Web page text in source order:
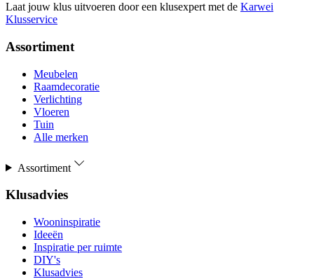
Laat jouw klus uitvoeren door een klusexpert met de Karwei
Klusservice
Assortiment
Meubelen
Raamdecoratie
Verlichting
Vloeren
Tuin
Alle merken
Assortiment
Klusadvies
Wooninspiratie
Ideeën
Inspiratie per ruimte
DIY's
Klusadvies